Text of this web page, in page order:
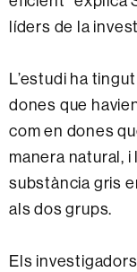
líders de la
L’estudi ha
dones que
com en dones
manera natural,
substància gris
als dos grups.
Els